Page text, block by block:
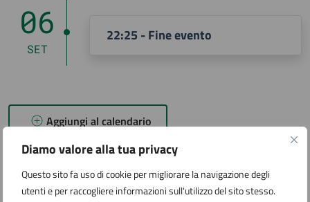
Diamo valore alla tua privacy
Questo sito fa uso di cookie per migliorare la navigazione degli
utenti e per raccogliere informazioni sull'utilizzo del sito stesso.
06
SET
22:25 - Fine evento
Aggiungi al calendario
Costi